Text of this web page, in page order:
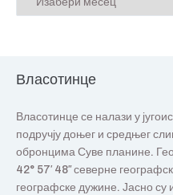
Власотинце
Власотинце се налази у
подручју доњег и средњег
обронцима Суве планине.
42° 57′ 48″ северне
географске дужине. Јасно су